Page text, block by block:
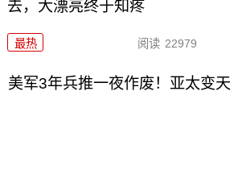
去，大漂亮终于知疼
最热 阅读 22979
美军3年兵推一夜作废！亚太变天